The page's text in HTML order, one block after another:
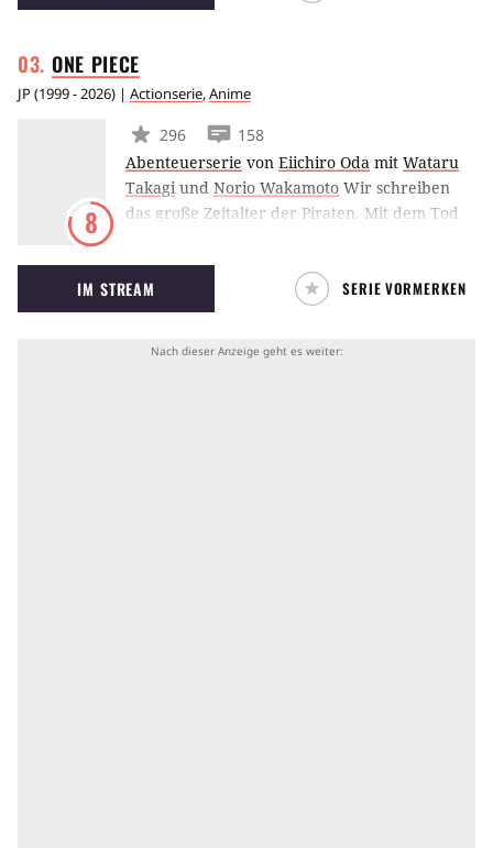
Resozialisierung wird darin größer
der Gefängnisalltag trotzdem, in dem sich
Muslime, Italiener, Latinos und selbsternannte
ONE PIECE
JP(1999 - 2026) | Actionserie,Anime
8
296
158
Abenteuerserie von Eiichiro Oda mit Wataru
Takagiund Norio Wakamoto Wir schreiben
das große Zeitalter der Piraten. Mit dem Tod
die Suche nach dem begehrten “One Piece”,
dem größten Schatz der Welt. Diesen hatte
Roger noch kurz vor seiner Hinrichtung
von fiesen und miesen Gestalten, die nach
IM STREAM SERIE VORMERKEN